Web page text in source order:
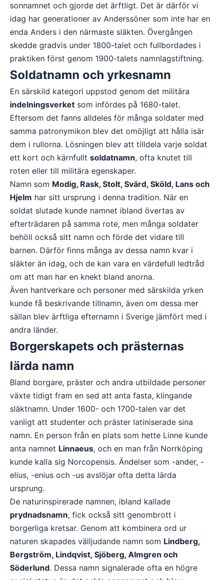
sonnamnet och gjorde det ärftligt. Det är därför vi
idag har generationer av Anderssöner som inte har en
enda Anders i den närmaste släkten. Övergången
skedde gradvis under 1800-talet och fullbordades i
praktiken först genom 1900-talets namnlagstiftning.
Soldatnamn och yrkesnamn
En särskild kategori uppstod genom det militära
indelningsverket som infördes på 1680-talet.
Eftersom det fanns alldeles för många soldater med
samma patronymikon blev det omöjligt att hålla isär
dem i rullorna. Lösningen blev att tilldela varje soldat
ett kort och kärnfullt soldatnamn, ofta knutet till
roten eller till militära egenskaper.
Namn som Modig, Rask, Stolt, Svärd, Sköld, Lans och
Hjelm har sitt ursprung i denna tradition. När en
soldat slutade kunde namnet ibland övertas av
efterträdaren på samma rote, men många soldater
behöll också sitt namn och förde det vidare till
barnen. Därför finns många av dessa namn kvar i
släkter än idag, och de kan vara en värdefull ledtråd
om att man har en knekt bland anorna.
Även hantverkare och personer med särskilda yrken
kunde få beskrivande tillnamn, även om dessa mer
sällan blev ärftliga efternamn i Sverige jämfört med i
andra länder.
Borgerskapets och prästernas
lärda namn
Bland borgare, präster och andra utbildade personer
växte tidigt fram en sed att anta fasta, klingande
släktnamn. Under 1600- och 1700-talen var det
vanligt att studenter och präster latiniserade sina
namn. En person från en plats som hette Linne kunde
anta namnet Linnaeus, och en man från Norrköping
kunde kalla sig Norcopensis. Ändelser som -ander, -
elius, -enius och -us avslöjar ofta detta lärda
ursprung.
De naturinspirerade namnen, ibland kallade
prydnadsnamn, fick också sitt genombrott i
borgerliga kretsar. Genom att kombinera ord ur
naturen skapades välljudande namn som Lindberg,
Bergström, Lindqvist, Sjöberg, Almgren och
Söderlund. Dessa namn signalerade ofta en högre